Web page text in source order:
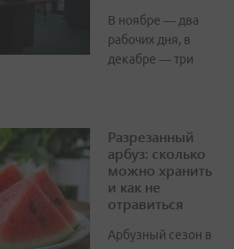
В ноябре — два
рабочих дня, в
декабре — три
Разрезанный
арбуз: сколько
можно хранить
и как не
отравиться
Арбузный сезон в